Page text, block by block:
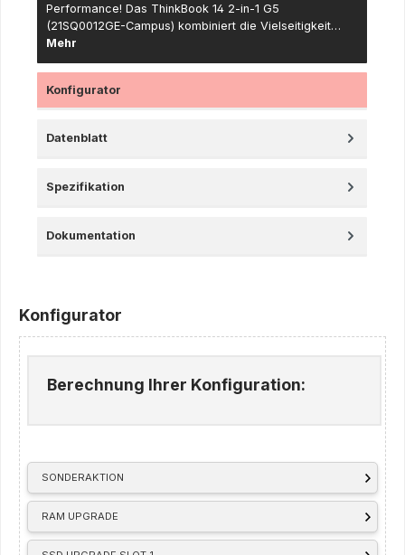
Performance! Das ThinkBook 14 2-in-1 G5
(21SQ0012GE-Campus) kombiniert die Vielseitigkeit…
Mehr
Konfigurator
Datenblatt
Spezifikation
Dokumentation
Konfigurator
SONDERAKTION
RAM UPGRADE
Berechnung Ihrer Konfiguration: